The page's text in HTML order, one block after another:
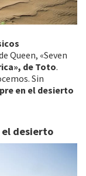
Queen, «Seven
de Toto.
Sin
en el desierto
el desierto